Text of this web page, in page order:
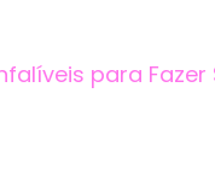
para Fazer